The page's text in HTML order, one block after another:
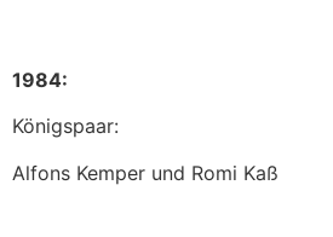
1984:
Königspaar:
Alfons Kemper und Romi Kaß